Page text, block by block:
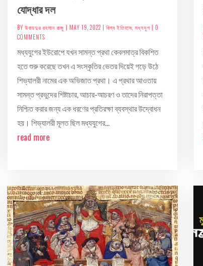
যোদ্ধার দল
BY উবায়দুর রহমান রাজু | MAY 19, 2022 | বিশ্ব ইতিহাস, মধ্যযুগ| 0
COMMENTS
মধ্যযুগের ইউরোপে যখন সামন্ত প্রথা কেবলমাত্র বিকশিত
হতে শুরু করেছে তখন এ সংস্কৃতির ভেতর দিয়েই গড়ে উঠে
শিভ্যালরী নামের এক অভিজাত প্রথা। এ প্রথার আওতায়
সামন্ত প্রভুদের শিষ্টাচার, আচার-আচরণ ও তাদের নিরাপত্তা
নিশ্চিত করার জন্য এক ধরণের প্রতিরক্ষা ব্যবস্থার উদ্বোধন
হয়। শিভ্যালরী মূলত ছিল মধ্যযুগের...
read more